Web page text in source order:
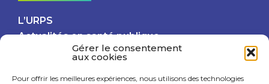
Gérer le consentement
aux cookies
Pour offrir les meilleures expériences, nous utilisons des technologies
L’URPS
Actualités en santé publique